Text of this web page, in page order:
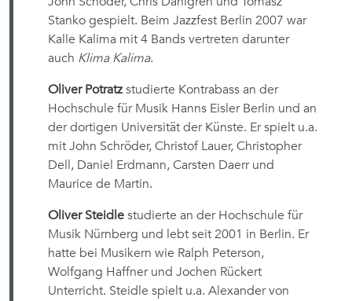
Stanko gespielt. Beim Jazzfest Berlin 2007 war
Kalle Kalima mit 4 Bands vertreten  darunter
auch Klima Kalima.
Oliver Potratz studierte Kontrabass an der
Hochschule für Musik Hanns Eisler Berlin und an
der dortigen Universität der Künste. Er spielt u.a.
mit John Schröder, Christof Lauer, Christopher
Dell, Daniel Erdmann, Carsten Daerr und
Maurice de Martin.
Oliver Steidle studierte an der Hochschule für
Musik Nürnberg und lebt seit 2001 in Berlin. Er
hatte bei Musikern wie Ralph Peterson,
Wolfgang Haffner und Jochen Rückert
Unterricht. Steidle spielt u.a. Alexander von